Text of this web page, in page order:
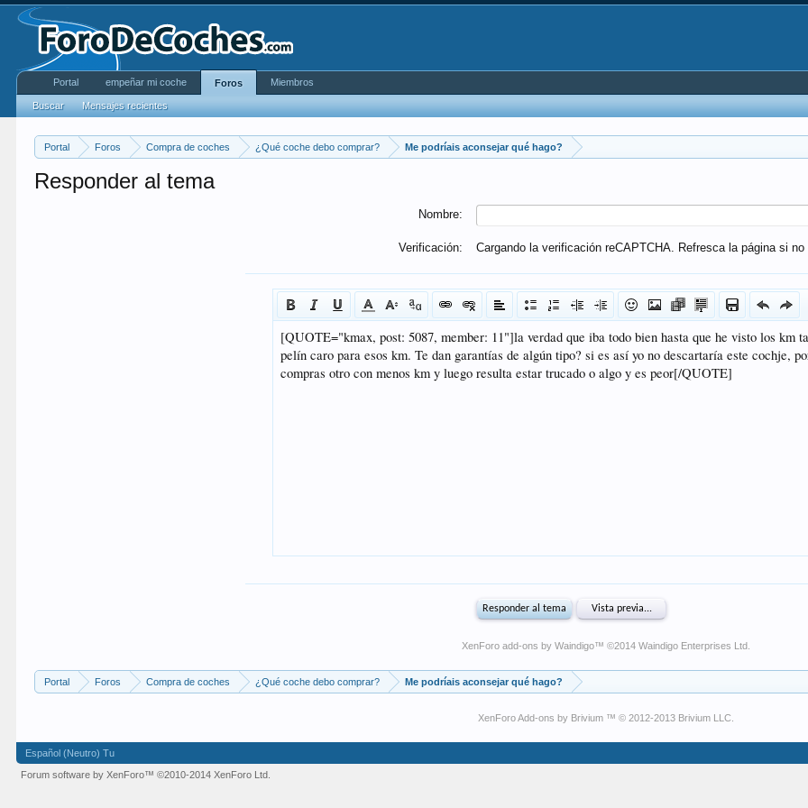
Portal Foros Compra de coches ¿Qué coche debo comprar? Me podríais aconsejar qué hago?
Responder al tema
Nombre:
Verificación: Cargando la verificación reCAPTCHA. Refresca la página si no
XenForo add-ons by Waindigo™ ©2014 Waindigo Enterprises Ltd
Portal Foros Compra de coches ¿Qué coche debo comprar? Me podríais aconsejar qué hago?
XenForo Add-ons by Brivium ™ © 2012-2013 Brivium LLC.
Portal empeñar mi coche Foros
Buscar Mensajes recientes
Miembros
Español (Neutro) Tu
Forum software by XenForo™©2010-2014 XenForo Ltd.